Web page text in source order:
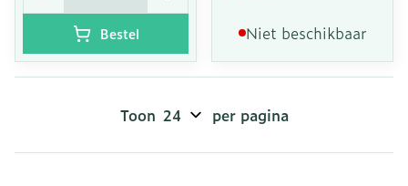
Bestel Niet beschikbaar
Toon per pagina